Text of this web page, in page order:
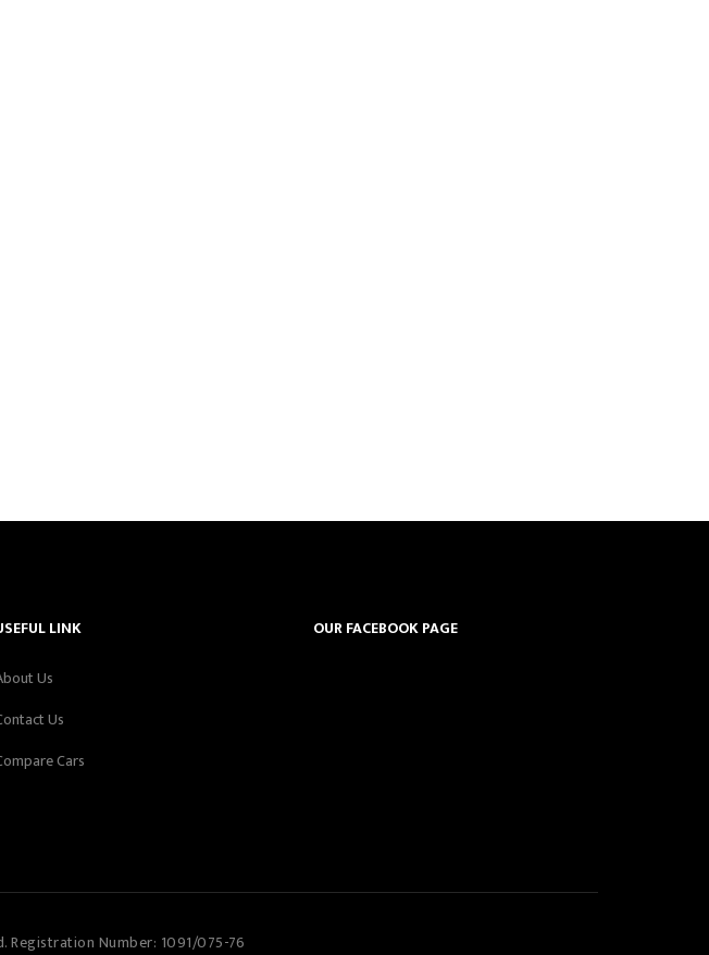
LINK
Us
Us
Cars
OUR FACEBOOK PAGE
Registration Number: 1091/075-76